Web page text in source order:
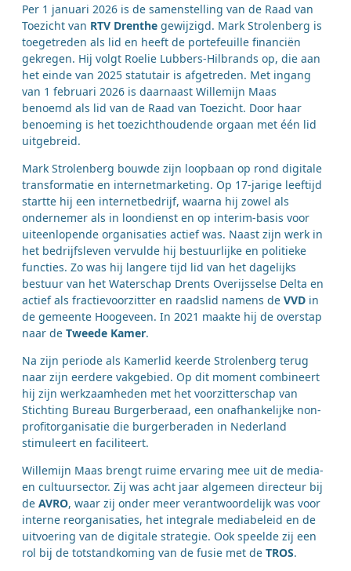
Per 1 januari 2026 is de samenstelling van de Raad van
Toezicht van RTV Drenthe gewijzigd. Mark Strolenberg is
toegetreden als lid en heeft de portefeuille financiën
gekregen. Hij volgt Roelie Lubbers-Hilbrands op, die aan
het einde van 2025 statutair is afgetreden. Met ingang
van 1 februari 2026 is daarnaast Willemijn Maas
benoemd als lid van de Raad van Toezicht. Door haar
benoeming is het toezichthoudende orgaan met één lid
uitgebreid.
Mark Strolenberg bouwde zijn loopbaan op rond digitale
transformatie en internetmarketing. Op 17-jarige leeftijd
startte hij een internetbedrijf, waarna hij zowel als
ondernemer als in loondienst en op interim-basis voor
uiteenlopende organisaties actief was. Naast zijn werk in
het bedrijfsleven vervulde hij bestuurlijke en politieke
functies. Zo was hij langere tijd lid van het dagelijks
bestuur van het Waterschap Drents Overijsselse Delta en
actief als fractievoorzitter en raadslid namens de VVD in
de gemeente Hoogeveen. In 2021 maakte hij de overstap
naar de Tweede Kamer.
Na zijn periode als Kamerlid keerde Strolenberg terug
naar zijn eerdere vakgebied. Op dit moment combineert
hij zijn werkzaamheden met het voorzitterschap van
Stichting Bureau Burgerberaad, een onafhankelijke non-
profitorganisatie die burgerberaden in Nederland
stimuleert en faciliteert.
Willemijn Maas brengt ruime ervaring mee uit de media-
en cultuursector. Zij was acht jaar algemeen directeur bij
de AVRO, waar zij onder meer verantwoordelijk was voor
interne reorganisaties, het integrale mediabeleid en de
uitvoering van de digitale strategie. Ook speelde zij een
rol bij de totstandkoming van de fusie met de TROS.